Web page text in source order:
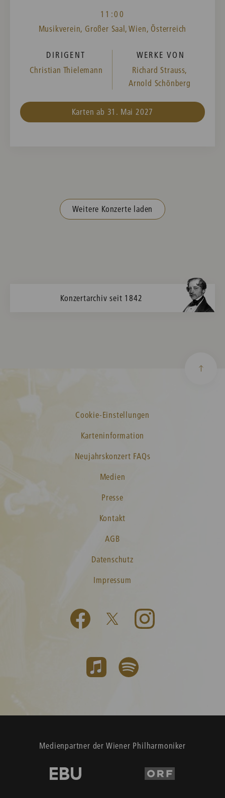
11:00
Musikverein, Großer Saal, Wien, Österreich
DIRIGENT
Christian Thielemann
WERKE VON
Richard Strauss,
Arnold Schönberg
Karten ab 31. Mai 2027
Weitere Konzerte laden
Konzertarchiv seit 1842
Cookie-Einstellungen
Karteninformation
Neujahrskonzert FAQs
Medien
Presse
Kontakt
AGB
Datenschutz
Impressum
Medienpartner der Wiener Philharmoniker